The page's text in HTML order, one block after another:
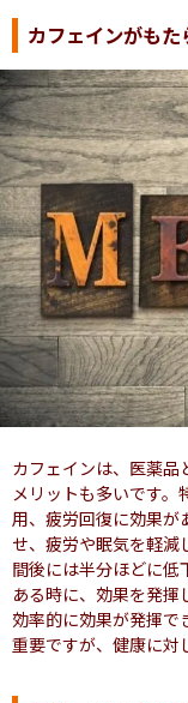
カフェインがも
カフェインは、医薬品
メリットも多いです
用、疲労回復に効果が
せ、疲労や眠気を軽減
間後には半分ほどに低
ある時に、効果を発揮
効率的に効果が発揮で
重要ですが、健康に対